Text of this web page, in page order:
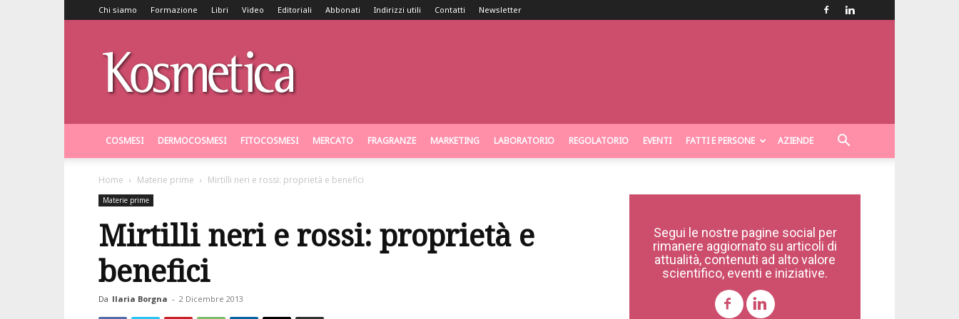
Chi siamo Formazione Libri Video Editoriali Abbonati Indirizzi utili Contatti Newsletter
COSMESI DERMOCOSMESI FITOCOSMESI MERCATO FRAGRANZE MARKETING LABORATORIO REGOLATORIO EVENTI FATTI E PERSONE AZIENDE
Home Materie prime Mirtilli neri e rossi: proprietà e benefici
Materie prime
Mirtilli neri e rossi: proprietà e
benefici
Da Ilaria Borgna - 2 Dicembre 2013
Segui le nostre pagine social per
rimanere aggiornato su articoli di
attualità, contenuti ad alto valore
scientifico, eventi e iniziative.